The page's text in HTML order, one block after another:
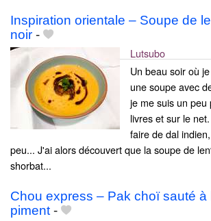
Inspiration orientale – Soupe de
noir -
Lutsubo
Un beau soir où
une soupe avec
je me suis un
livres et sur le
faire de dal
peu... J'ai alors découvert que la soupe de
shorbat...
Chou express – Pak choï sauté à
piment -